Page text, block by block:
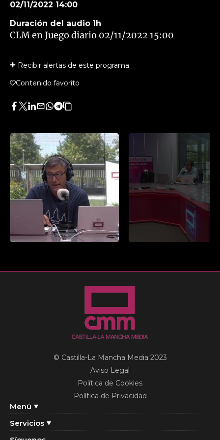
02/11/2022 14:00
Duración del audio 1h
CLM en Juego diario 02/11/2022 15:00
Recibir alertas de este programa
Contenido favorito
Facebook
Twitter
LinkedIn
Enviar
Whatsapp
Telegram
Copiar
artículo
Menú
Servicios
© Castilla-La Mancha Media 2023
Aviso Legal
Política de Cookies
Política de Privacidad